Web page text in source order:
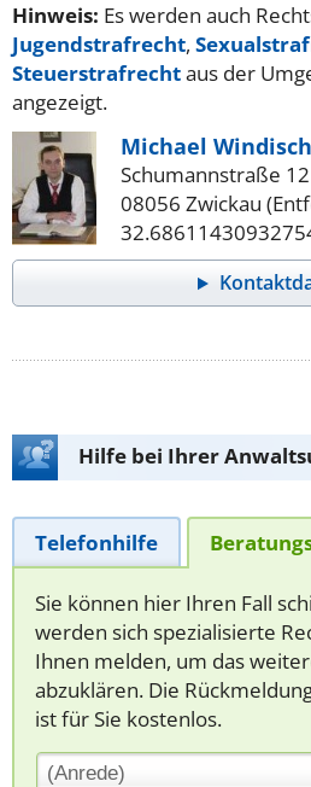
Hinweis: Es werden auch
Jugendstrafrecht,
Steuerstrafrechtaus der
angezeigt.
Michael Windisch
Schumannstraße 12
08056 Zwickau
Hilfe bei Ihrer
Telefonhilfe
Sie können hier Ihren Fall
werden sich spezialisierte
Ihnen melden, um das
abzuklären. Die
ist für Sie kostenlos.
(Anrede)